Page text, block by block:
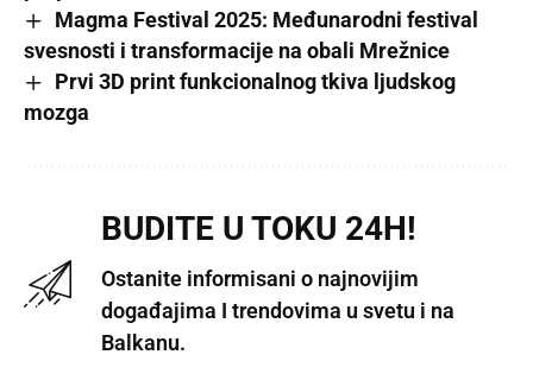
Magma Festival 2025: Međunarodni festival
svesnosti i transformacije na obali Mrežnice
Prvi 3D print funkcionalnog tkiva ljudskog
mozga
BUDITE U TOKU 24H!
Ostanite informisani o najnovijim
događajima I trendovima u svetu i na
Balkanu.